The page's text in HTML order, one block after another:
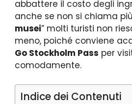
abbattere il costo degli
anche se non si chiama
musei” molti turisti non
meno, poiché conviene
Go Stockholm Pass per
comodamente.
Indice dei Contenuti